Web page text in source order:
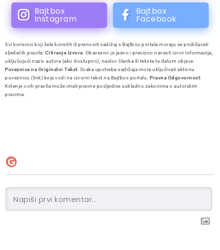
Bajtbox
Instagram
Bajtbox
Facebook
Svi korisnici koji žele koristiti ili prenositi sadržaj s Bajtbox portala moraju se pridržavati
sljedećih pravila: Citiranje Izvora: Obavezno je jasno i precizno navesti izvor informacija,
uključujući naziv autora (ako dostupno), naslov članka ili teksta te datum objave.
Poveznica na Originalni Tekst: Svaka upotreba sadržaja mora uključivati aktivnu
poveznicu (link) koja vodi na izvorni tekst na Bajtbox portalu. Pravna Odgovornost:
Kršenje ovih pravila može imati pravne posljedice sukladno zakonima o autorskim
pravima.